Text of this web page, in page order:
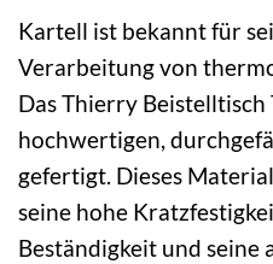
Kartell ist bekannt für
Verarbeitung von
Das Thierry
hochwertigen,
gefertigt. Dieses
seine hohe
Beständigkeit und seine